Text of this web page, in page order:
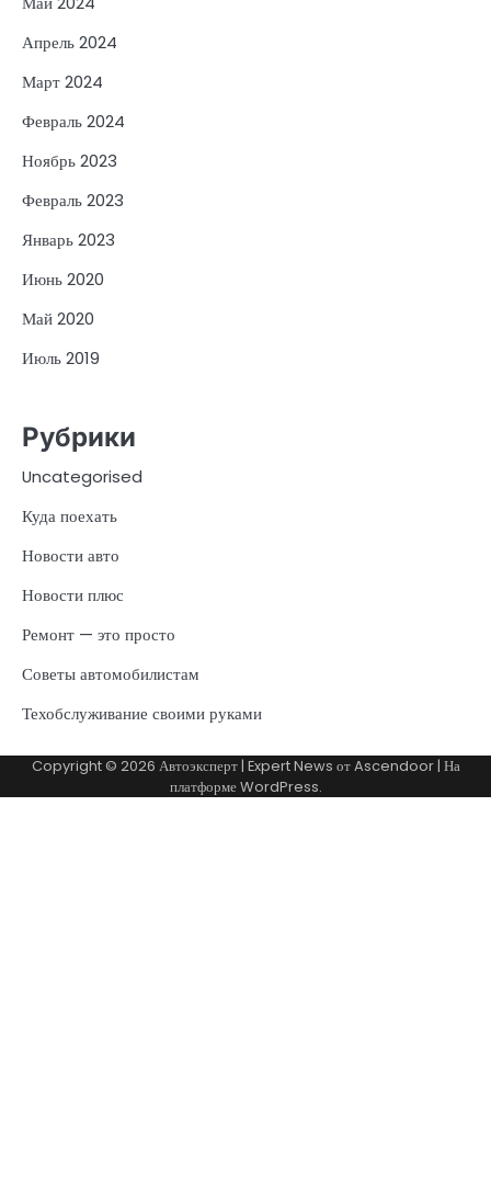
Апрель 2024
Март 2024
Февраль 2024
Ноябрь 2023
Февраль 2023
Январь 2023
Июнь 2020
Май 2020
Июль 2019
Рубрики
Uncategorised
Куда поехать
Новости авто
Новости плюс
Ремонт — это просто
Советы автомобилистам
Техобслуживание своими руками
Copyright © 2026 Автоэксперт| Expert News отAscendoor| На
платформеWordPress.